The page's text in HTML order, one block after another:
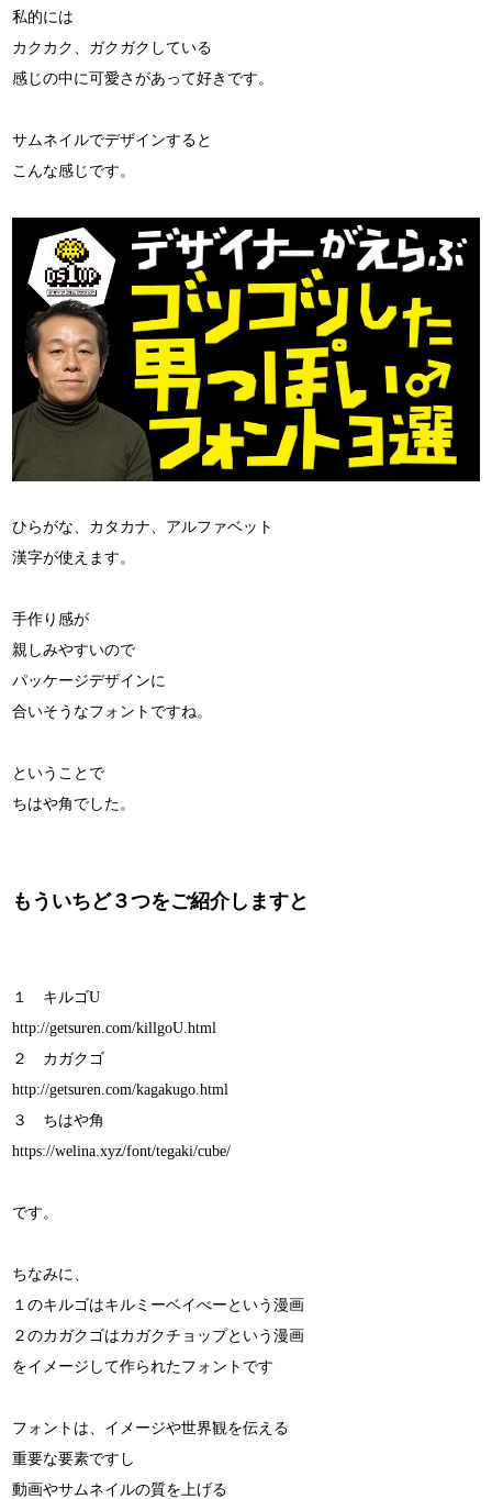
私的には
カクカク、ガクガクしている
感じの中に可愛さがあって好きです。
サムネイルでデザインすると
こんな感じです。
ひらがな、カタカナ、アルファベット
漢字が使えます。
手作り感が
親しみやすいので
パッケージデザインに
合いそうなフォントですね。
ということで
ちはや角でした。
もういちど３つをご紹介しますと
１ キルゴU
http://getsuren.com/killgoU.html
２ カガクゴ
http://getsuren.com/kagakugo.html
３ ちはや角
https://welina.xyz/font/tegaki/cube/
です。
ちなみに、
１のキルゴはキルミーベイべーという漫画
２のカガクゴはカガクチョップという漫画
をイメージして作られたフォントです
フォントは、イメージや世界観を伝える
重要な要素ですし
動画やサムネイルの質を上げる